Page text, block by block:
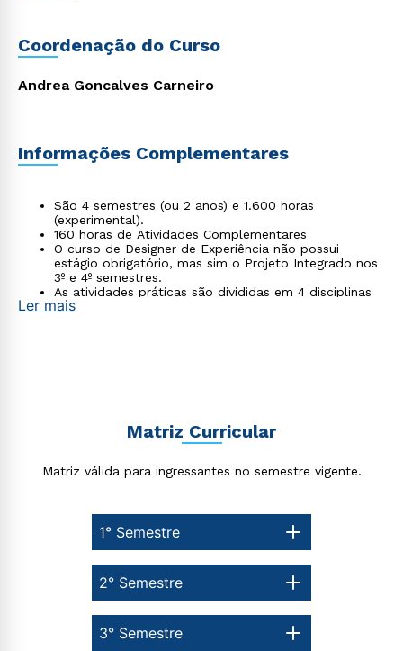
dia.
Coordenação do Curso
Andrea Goncalves Carneiro
Informações Complementares
São 4 semestres (ou 2 anos) e 1.600 horas
(experimental).
160 horas de Atividades Complementares
O curso de Designer de Experiência não possui
estágio obrigatório, mas sim o Projeto Integrado nos
3º e 4º semestres.
As atividades práticas são divididas em 4 disciplinas
(2º, 3º e 4º semestres).
Ler mais
Matriz Curricular
Matriz válida para ingressantes no semestre vigente.
1° Semestre
3° Semestre
2° Semestre